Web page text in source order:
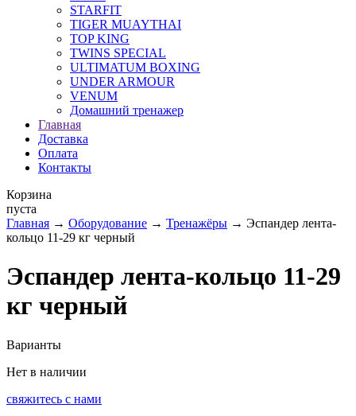
STARFIT
TIGER MUAYTHAI
TOP KING
TWINS SPECIAL
ULTIMATUM BOXING
UNDER ARMOUR
VENUM
Домашний тренажер
Главная
Доставка
Оплата
Контакты
Корзина
пуста
Главная → Оборудование → Тренажёры → Эспандер лента-
кольцо 11-29 кг черный
Эспандер лента-кольцо 11-29
кг черный
Варианты
Нет в наличии
свяжитесь с нами